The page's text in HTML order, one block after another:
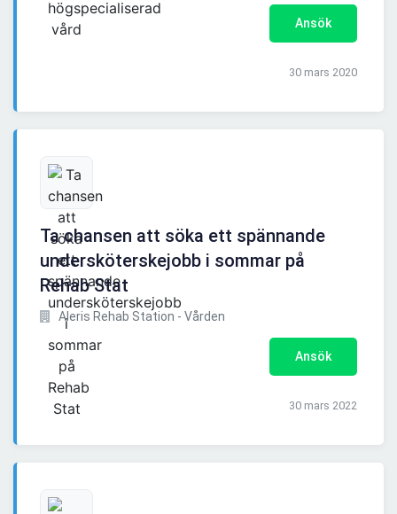
Ansök
30 mars 2020
Ta chansen att söka ett spännande
undersköterskejobb i sommar på
Rehab Stat
Aleris Rehab Station - Vården
Ansök
30 mars 2022